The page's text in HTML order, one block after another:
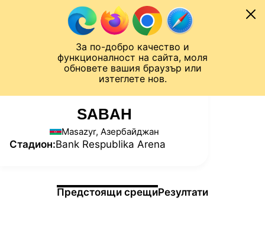
За по-добро качество и
функционалност на сайта, моля
обновете вашия браузър или
изтеглете нов.
Към съдържанието
Лига на Конференциите
СТАТИСТИКИ
SABAH
Masazyr, Азербайджан
Стадион:Bank Respublika Arena
Информация за мачаПредстоящи срещиРезултати